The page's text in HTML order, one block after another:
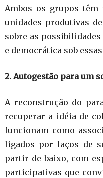
Ambos os grupos têm
unidades produtivas
sobre as
e democrática sob
2. Autogestão para um
A reconstrução do
recuperar a idéia de
funcionam como
ligados por laços de
partir de baixo, com
participativas que